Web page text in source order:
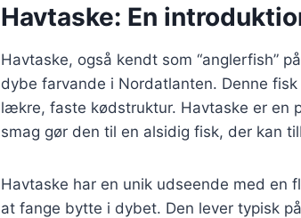
Havtaske: En
Havtaske, også kendt som “anglerfish”
dybe farvande i Nordatlanten. Denne
lækre, faste kødstruktur. Havtaske er en
smag gør den til en alsidig fisk, der kan
Havtaske har en unik udseende med en
at fange bytte i dybet. Den lever typisk